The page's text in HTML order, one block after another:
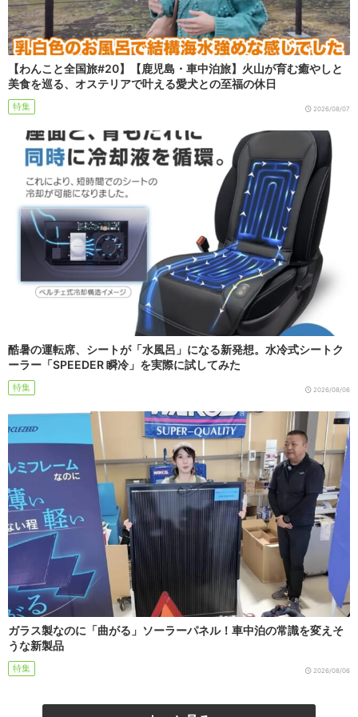
【わんこと全国旅#20】【鹿児島・車中泊旅】火山が育む癒やしと
美食を巡る、オステリアで叶える愛犬との至福の休日
特集 2026/08/07
酷暑の運転席、シートが「水風呂」になる新発想。水冷式シートク
ーラー「SPEEDER 瞬冷」を実際に試してみた
特集 2026/08/06
ガラス製なのに「曲がる」ソーラーパネル！車中泊の常識を変えそ
うな新製品
特集 2026/08/06